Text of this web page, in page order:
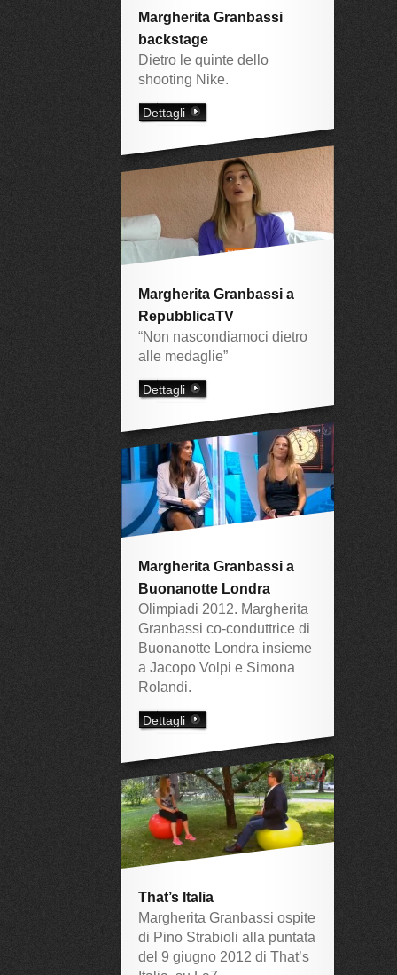
Margherita Granbassi
backstage
Dietro le quinte dello
shooting Nike.
Dettagli
Margherita Granbassi a
RepubblicaTV
“Non nascondiamoci dietro
alle medaglie”
Dettagli
Margherita Granbassi a
Buonanotte Londra
Olimpiadi 2012. Margherita
Granbassi co-conduttrice di
Buonanotte Londra insieme
a Jacopo Volpi e Simona
Rolandi.
Dettagli
That’s Italia
Margherita Granbassi ospite
di Pino Strabioli alla puntata
del 9 giugno 2012 di That’s